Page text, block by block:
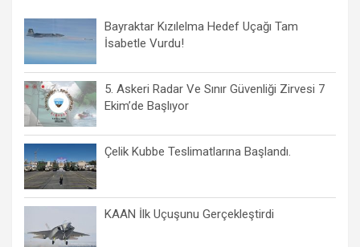
Bayraktar Kızılelma Hedef Uçağı Tam
İsabetle Vurdu!
5. Askeri Radar Ve Sınır Güvenliği Zirvesi 7
Ekim’de Başlıyor
Çelik Kubbe Teslimatlarına Başlandı.
KAAN İlk Uçuşunu Gerçekleştirdi